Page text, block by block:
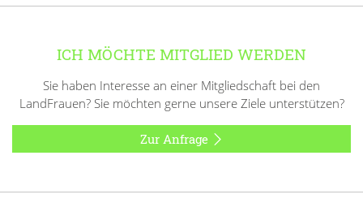
ICH MÖCHTE MITGLIED WERDEN
Sie haben Interesse an einer Mitgliedschaft bei den
LandFrauen? Sie möchten gerne unsere Ziele unterstützen?
Zur Anfrage